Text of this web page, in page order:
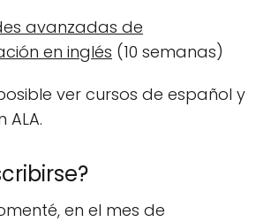
avanzadas de
en inglés (10 semanas)
ver cursos de español y
en el mes de